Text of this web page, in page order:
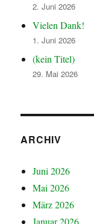
2. Juni 2026
Vielen Dank!
1. Juni 2026
(kein Titel)
29. Mai 2026
ARCHIV
Juni 2026
Mai 2026
März 2026